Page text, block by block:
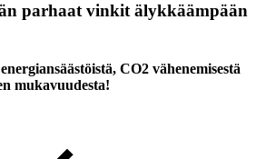
parhaat vinkit älykkäämpään
CO2 vähenemisestä
mukavuudesta!